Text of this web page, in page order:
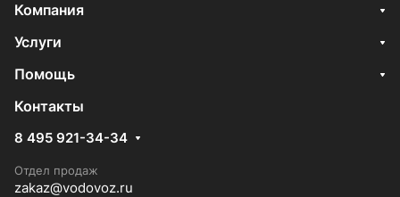
Компания
Услуги
Помощь
Контакты
8 495 921-34-34
Отдел продаж
zakaz@vodovoz.ru